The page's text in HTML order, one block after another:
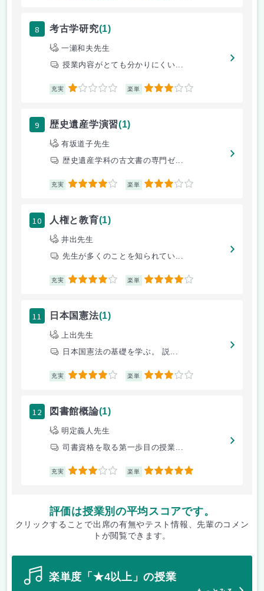
8 考古学研究(1)
一瀬和夫先生
授業内容がとても分かりにくい...
充実 1 楽単 3
9 歴史遺産学演習(1)
有坂道子先生
歴史遺産学科の古文書の専門ゼ...
充実 4 楽単 3
10 人権と教育(1)
井出先生
先生が多くのことを知られてい...
充実 4 楽単 4
11 日本国憲法(1)
上出先生
日本国憲法の基礎を学ぶ。 説...
充実 4 楽単 3
12 図書館概論(1)
明定義人先生
司書資格を取る第一歩目の授業...
充実 3 楽単 5
評価は授業別の平均スコアです。
クリックすることで出席の有無やテスト情報、先輩のコメン
トが閲覧できます。
楽単度「★4以上」の授業